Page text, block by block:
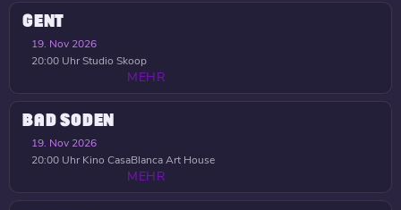
GENT
19. Nov 2026
20:00 UhrStudio Skoop
MEHR
BAD SODEN
19. Nov 2026
20:00 Uhr Kino CasaBlanca Art House
MEHR